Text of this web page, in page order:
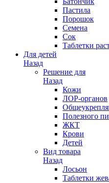
Пастила
Порошок
Семена
Сок
Таблетки
Для детей
Назад
Решение для
Назад
Кожи
ЛОР-органов
Полезного
ЖКТ
Крови
Детей
Вид товара
Назад
Лосьон
Таблетки